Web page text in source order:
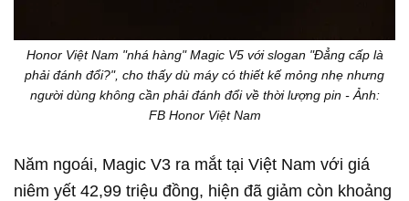
Honor Việt Nam "nhá hàng" Magic V5 với slogan "Đẳng cấp là
phải đánh đổi?", cho thấy dù máy có thiết kế mỏng nhẹ nhưng
người dùng không cần phải đánh đổi về thời lượng pin - Ảnh:
FB Honor Việt Nam
Năm ngoái, Magic V3 ra mắt tại Việt Nam với giá
niêm yết 42,99 triệu đồng, hiện đã giảm còn khoảng